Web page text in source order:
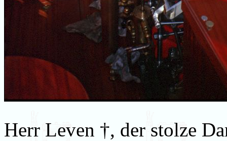
Herr Leven †, der stolze